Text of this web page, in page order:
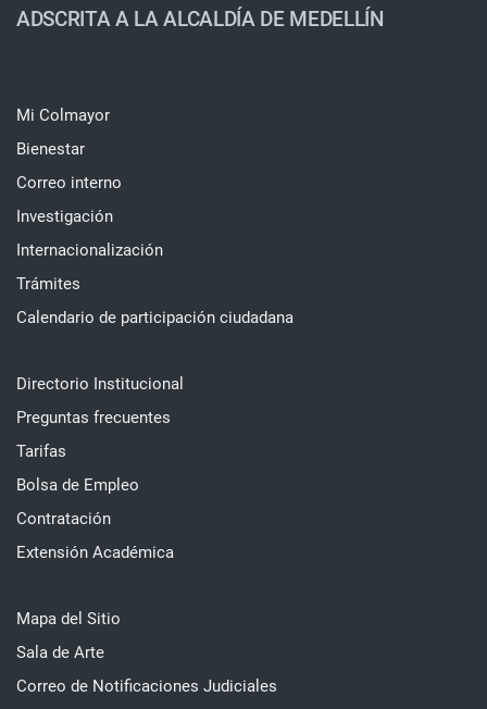
ADSCRITA A LA ALCALDÍA DE MEDELLÍN
Mi Colmayor
Bienestar
Correo interno
Investigación
Internacionalización
Trámites
Calendario de participación ciudadana
Directorio Institucional
Preguntas frecuentes
Tarifas
Bolsa de Empleo
Contratación
Extensión Académica
Mapa del Sitio
Sala de Arte
Correo de Notificaciones Judiciales